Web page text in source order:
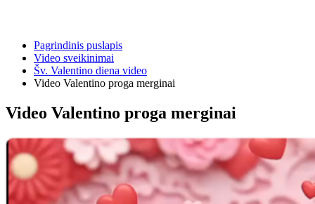
Pagrindinis puslapis
Video sveikinimai
Šv. Valentino diena video
Video Valentino proga merginai
Video Valentino proga merginai